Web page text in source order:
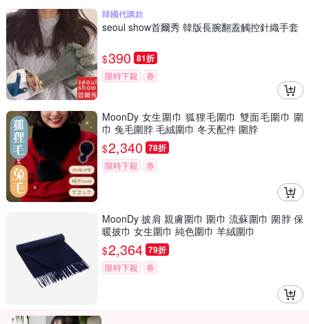
韓國代購款
seoul show首爾秀 韓版長腕翻蓋觸控針織手套
$390 81折
限時下殺 券
MoonDy 女生圍巾 狐狸毛圍巾 雙面毛圍巾 圍
巾 兔毛圍脖 毛絨圍巾 冬天配件 圍脖
$2,340 78折
限時下殺 券
MoonDy 披肩 親膚圍巾 圍巾 流蘇圍巾 圍脖 保
暖披巾 女生圍巾 純色圍巾 羊絨圍巾
$2,364 79折
限時下殺 券